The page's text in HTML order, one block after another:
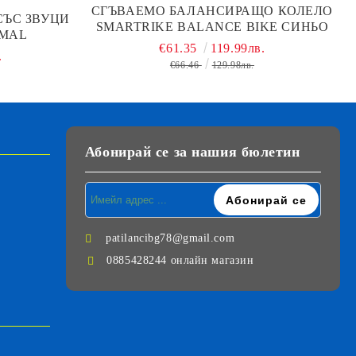
ЗВУЦИ
СГЪВАЕМО БАЛАНСИРАЩО КОЛЕЛО
SMARTRIKE BALANCE BIKE СИНЬО
€61.35
119.99лв.
€66.46 129.98лв.
Абонирай се за нашия бюлетин
patilancibg78@gmail.com
0885428244 онлайн магазин